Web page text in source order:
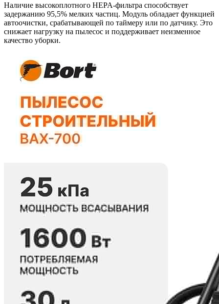
Наличие высокоплотного HEPA-фильтра способствует
задержанию 95,5% мелких частиц. Модуль обладает функцией
автоочистки, срабатывающей по таймеру или по датчику. Это
снижает нагрузку на пылесос и поддерживает неизменное
качество уборки.